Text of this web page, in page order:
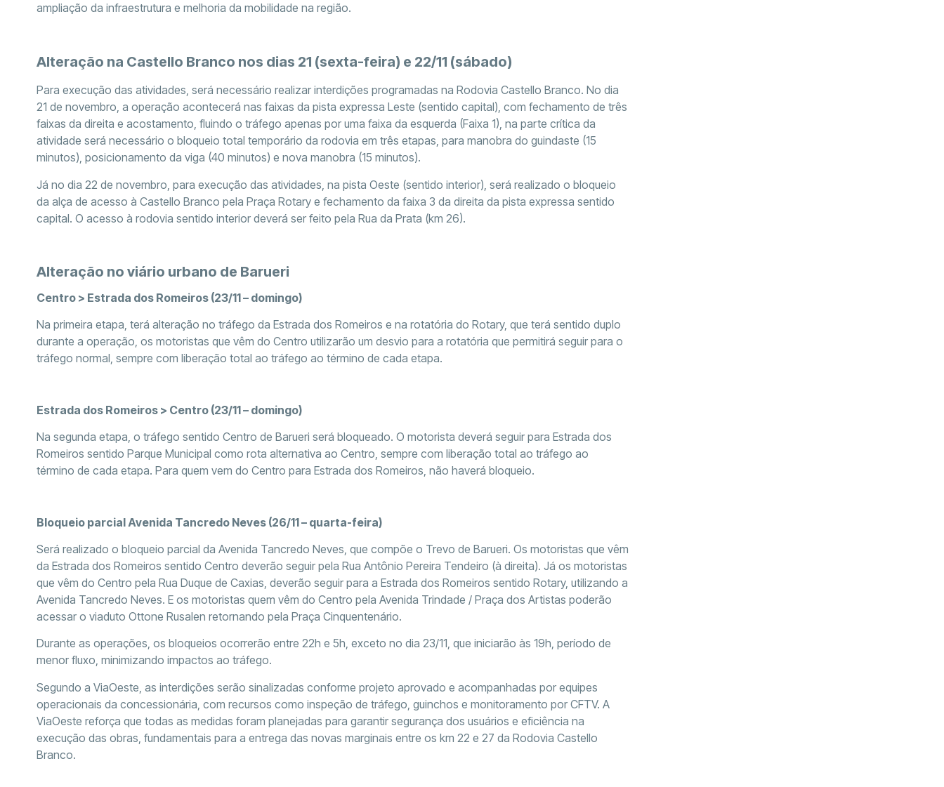
ampliação da infraestrutura e melhoria da mobilidade na região.
Alteração na Castello Branco nos dias 21 (sexta-feira) e 22/11 (sábado)
Para execução das atividades, será necessário realizar interdições programadas na Rodovia Castello Branco. No dia
21 de novembro, a operação acontecerá nas faixas da pista expressa Leste (sentido capital), com fechamento de três
faixas da direita e acostamento, fluindo o tráfego apenas por uma faixa da esquerda (Faixa 1), na parte crítica da
atividade será necessário o bloqueio total temporário da rodovia em três etapas, para manobra do guindaste (15
minutos), posicionamento da viga (40 minutos) e nova manobra (15 minutos).
Já no dia 22 de novembro, para execução das atividades, na pista Oeste (sentido interior), será realizado o bloqueio
da alça de acesso à Castello Branco pela Praça Rotary e fechamento da faixa 3 da direita da pista expressa sentido
capital. O acesso à rodovia sentido interior deverá ser feito pela Rua da Prata (km 26).
Alteração no viário urbano de Barueri
Centro > Estrada dos Romeiros (23/11 – domingo)
Na primeira etapa, terá alteração no tráfego da Estrada dos Romeiros e na rotatória do Rotary, que terá sentido duplo
durante a operação, os motoristas que vêm do Centro utilizarão um desvio para a rotatória que permitirá seguir para o
tráfego normal, sempre com liberação total ao tráfego ao término de cada etapa.
Estrada dos Romeiros > Centro (23/11 – domingo)
Na segunda etapa, o tráfego sentido Centro de Barueri será bloqueado. O motorista deverá seguir para Estrada dos
Romeiros sentido Parque Municipal como rota alternativa ao Centro, sempre com liberação total ao tráfego ao
término de cada etapa. Para quem vem do Centro para Estrada dos Romeiros, não haverá bloqueio.
Bloqueio parcial Avenida Tancredo Neves (26/11 – quarta-feira)
Será realizado o bloqueio parcial da Avenida Tancredo Neves, que compõe o Trevo de Barueri. Os motoristas que vêm
da Estrada dos Romeiros sentido Centro deverão seguir pela Rua Antônio Pereira Tendeiro (à direita). Já os motoristas
que vêm do Centro pela Rua Duque de Caxias, deverão seguir para a Estrada dos Romeiros sentido Rotary, utilizando a
Avenida Tancredo Neves. E os motoristas quem vêm do Centro pela Avenida Trindade / Praça dos Artistas poderão
acessar o viaduto Ottone Rusalen retornando pela Praça Cinquentenário.
Durante as operações, os bloqueios ocorrerão entre 22h e 5h, exceto no dia 23/11, que iniciarão às 19h, período de
menor fluxo, minimizando impactos ao tráfego.
Segundo a ViaOeste, as interdições serão sinalizadas conforme projeto aprovado e acompanhadas por equipes
operacionais da concessionária, com recursos como inspeção de tráfego, guinchos e monitoramento por CFTV. A
ViaOeste reforça que todas as medidas foram planejadas para garantir segurança dos usuários e eficiência na
execução das obras, fundamentais para a entrega das novas marginais entre os km 22 e 27 da Rodovia Castello
Branco.